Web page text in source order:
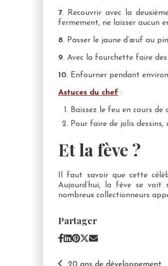
7. Recouvrir avec la
fermement, ne laisser aucun
8. Passer le jaune d’œuf au
9. Avec la fourchette faire des
10. Enfourner pendant
Astuces du chef :
Baissez le feu en cours
Pour faire de jolis
Et la fève ?
Il faut savoir que cette
Aujourd’hui, la fève se
nombreux collectionneurs
Partager
20 ans de développement